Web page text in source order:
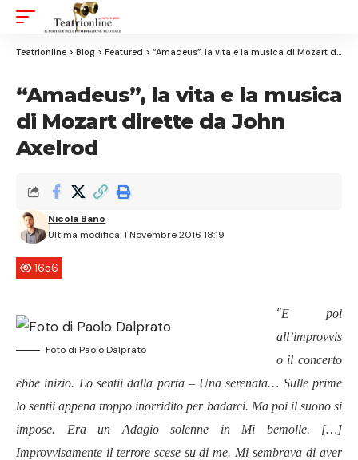
Resizer
Teatrionline > Blog > Featured > “Amadeus”, la vita e la musica di Mozart dirette da John Axelrod
“Amadeus”, la vita e la musica
di Mozart dirette da John
Axelrod
Ultima modifica: 1 Novembre 2016 18:19
Nicola Bano
1656
Foto di Paolo Dalprato
“E poi
all’improvvis
o il concerto
ebbe inizio. Lo sentii dalla porta – Una serenata… Sulle prime
lo sentii appena troppo inorridito per badarci. Ma poi il suono si
impose. Era un Adagio solenne in Mi bemolle. […]
Improvvisamente il terrore scese su di me. Mi sembrava di aver